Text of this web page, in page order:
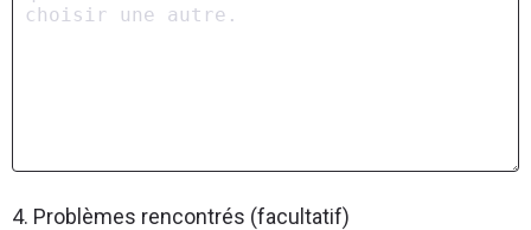
4. Problèmes rencontrés (facultatif)